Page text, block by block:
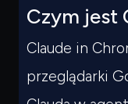
Czym jest
Claude in
przeglądarki